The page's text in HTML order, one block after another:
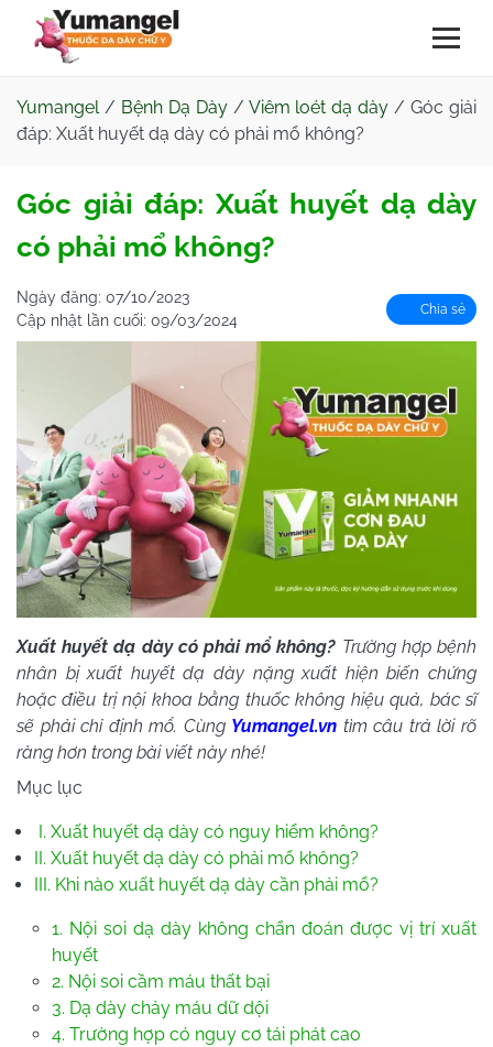
Yumangel/ Bệnh Dạ Dày/ Viêm loét dạ dày /Góc giải
đáp: Xuất huyết dạ dày có phải mổ không?
Góc giải đáp: Xuất huyết dạ dày
có phải mổ không?
Ngày đăng: 07/10/2023
Cập nhật lần cuối: 09/03/2024
Chia sẻ
Xuất huyết dạ dày có phải mổ không? Trường hợp bệnh
nhân bị xuất huyết dạ dày nặng xuất hiện biến chứng
hoặc điều trị nội khoa bằng thuốc không hiệu quả, bác sĩ
sẽ phải chỉ định mổ. Cùng Yumangel.vn tìm câu trả lời rõ
ràng hơn trong bài viết này nhé!
Mục lục
I. Xuất huyết dạ dày có nguy hiểm không?
II. Xuất huyết dạ dày có phải mổ không?
III. Khi nào xuất huyết dạ dày cần phải mổ?
1. Nội soi dạ dày không chẩn đoán được vị trí xuất
huyết
2. Nội soi cầm máu thất bại
3. Dạ dày chảy máu dữ dội
4. Trường hợp có nguy cơ tái phát cao